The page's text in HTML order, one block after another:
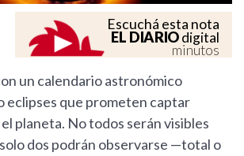
Escuchá esta nota
EL DIARIOdigital
minutos
un calendario astronómico
eclipses que prometen captar
planeta. No todos serán visibles
dos podrán observarse —total o